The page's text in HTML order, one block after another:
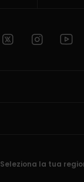
Seleziona la tua